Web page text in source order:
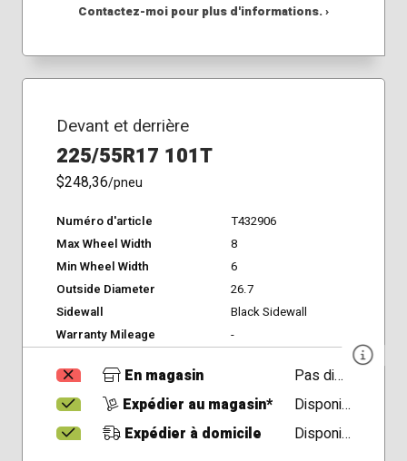
Contactez-moi pour plus d'informations. ›
Devant et derrière
225/55R17 101T
$248,36/pneu
Numéro d'article
T432906
Max Wheel Width
8
Min Wheel Width
6
Outside Diameter
26.7
Sidewall
Black Sidewall
Warranty Mileage
-
En magasin
Pas disponible
Expédier au magasin*
Disponible
Expédier à domicile
Disponible